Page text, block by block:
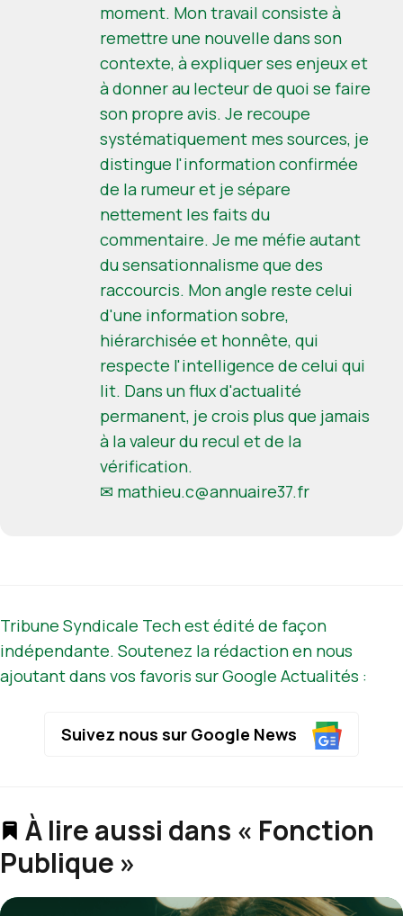
moment. Mon travail consiste à
remettre une nouvelle dans son
contexte, à expliquer ses enjeux et
à donner au lecteur de quoi se faire
son propre avis. Je recoupe
systématiquement mes sources, je
distingue l'information confirmée
de la rumeur et je sépare
nettement les faits du
commentaire. Je me méfie autant
du sensationnalisme que des
raccourcis. Mon angle reste celui
d'une information sobre,
hiérarchisée et honnête, qui
respecte l'intelligence de celui qui
lit. Dans un flux d'actualité
permanent, je crois plus que jamais
à la valeur du recul et de la
vérification.
✉ mathieu.c@annuaire37.fr
Tribune Syndicale Tech est édité de façon
indépendante. Soutenez la rédaction en nous
ajoutant dans vos favoris sur Google Actualités :
Suivez nous sur Google News
À lire aussi dans « Fonction
Publique »